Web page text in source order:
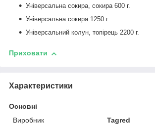
Універсальна сокира, сокира 600 г.
Універсальна сокира 1250 г.
Універсальний колун, топірець 2200 г.
Приховати
Характеристики
Основні
Виробник
Tagred